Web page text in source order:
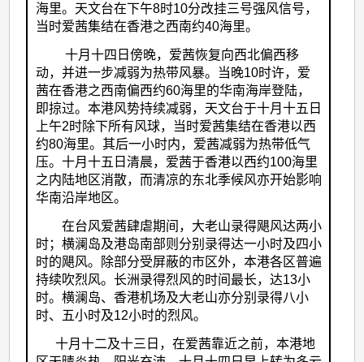
海里。天文台在下午8时10分改挂三号强风信号，
当时爱茜集结在香港之西南约40海里。
十月十四日傍晚，爱茜恢复向西北偏西移
动，并进一步减弱为热带风暴。当晚10时许，爱
茜在香港之西南偏西约60海里的华南海岸登陆，
即掠过。本港风势持续减弱，天文台于十月十五日
上午2时除下所有风球，当时爱茜集结在香港以西
约80海里。其后一小时内，爱茜减弱为热带低气
压。十月十五日清晨，爱茜于香港以西约100海里
之内陆地区消散，而清凉的东北季候风亦开始影响
华南沿岸地区。
在台风爱茜肆虐期间，大老山录得飓风达两小
时；横澜岛及港岛南部则分别录得达一小时及四小
时的飓风。除部分受屏蔽的市区外，本港各区普遍
持续吹烈风。长洲录得烈风的时间最长，达13小
时。横澜岛、香港机场及大老山亦分别录得八小
时、五小时及12小时的烈风。
十月十二及十三日，在爱茜靠近之前，本港地